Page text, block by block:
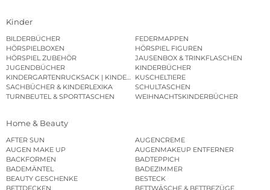
Kinder
BILDERBÜCHER
FEDERMAPPEN
HÖRSPIELBOXEN
HÖRSPIEL FIGUREN
HÖRSPIEL ZUBEHÖR
JAUSENBOX & TRINKFLASCHEN
JUGENDBÜCHER
KINDERBÜCHER
KINDERGARTENRUCKSACK | KINDERGARTENBEUTEL
KUSCHELTIERE
SACHBÜCHER & KINDERLEXIKA
SCHULTASCHEN
TURNBEUTEL & SPORTTASCHEN
WEIHNACHTSKINDERBÜCHER
Home & Beauty
AFTER SUN
AUGENCREME
AUGEN MAKE UP
AUGENMAKEUP ENTFERNER
BACKFORMEN
BADTEPPICH
BADEMÄNTEL
BADEZIMMER
BEAUTY GESCHENKE
BESTECK
BETTDECKEN
BETTWÄSCHE & BETTBEZÜGE